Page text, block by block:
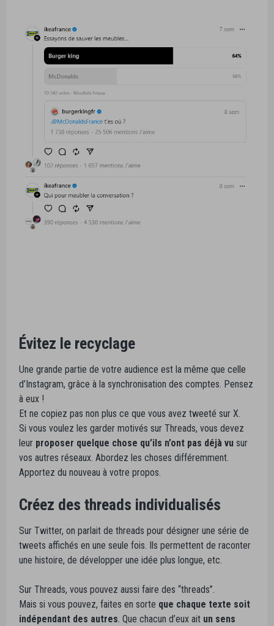
Évitez le recyclage
Une grande partie de votre audience est la même que celle
d’Instagram, grâce à la synchronisation des comptes. Pensez
à eux !
Et ne copiez pas non plus ce que vous avez tweeté sur X.
Si vous voulez les garder motivés sur Threads, vous devez
leur proposer quelque chose qu’ils n’ont pas déjà vu sur
vos autres réseaux. Abordez les choses différemment.
Apportez du nouveau à votre propos.
Créez des threads individualisés
Sur Twitter, on parlait de threads pour désigner une série de
tweets affichés en une seule fois. Ils permettent de raconter
une histoire, de développer une idée plus longue, etc.
Sur Threads, vous pouvez aussi faire des “threads”.
Mais si vous pouvez, faites en sorte que chaque texte soit
indépendant des autres. Que chacun d’eux ait un sens